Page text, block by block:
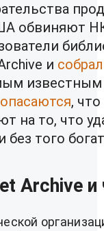
обвиняют
и
опасаются,
на то, что
без того
Archive